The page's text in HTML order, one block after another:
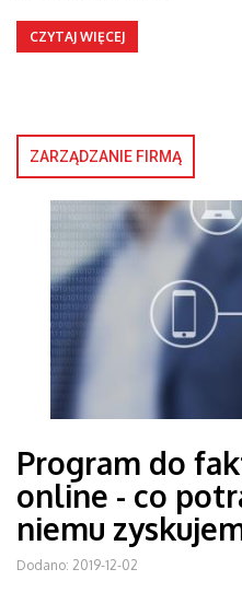
CZYTAJ WIĘCEJ
ZARZĄDZANIE FIRMĄ
Program do
online - co
niemu
Dodano: 2019-12-02